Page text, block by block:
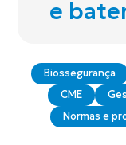
e
Biossegurança
CME
Normas e